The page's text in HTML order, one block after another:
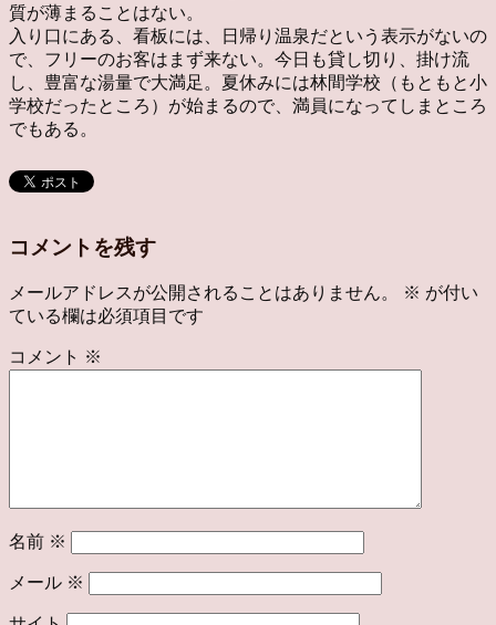
質が薄まることはない。
入り口にある、看板には、日帰り温泉だという表示がないの
で、フリーのお客はまず来ない。今日も貸し切り、掛け流
し、豊富な湯量で大満足。夏休みには林間学校（もともと小
学校だったところ）が始まるので、満員になってしまところ
でもある。
コメントを残す
メールアドレスが公開されることはありません。 ※ が付い
ている欄は必須項目です
コメント ※
名前 ※
メール ※